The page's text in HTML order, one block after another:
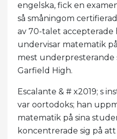
engelska, fick en
så småningom
av 70-talet accepterade
undervisar matematik
mest underpresterande
Garfield High.
Escalante & # x2019; s
var oortodoks; han
matematik på sina
koncentrerade sig på